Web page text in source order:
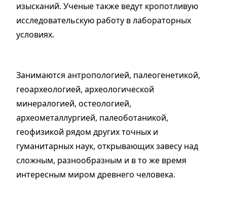
изысканий. Ученые также ведут кропотливую
исследовательскую работу в лабораторных
условиях.
Занимаются антропологией, палеогенетикой,
геоархеологией, археологической
минералогией, остеологией,
археометаллургией, палеоботаникой,
геофизикой рядом других точных и
гуманитарных наук, открывающих завесу над
сложным, разнообразным и в то же время
интересным миром древнего человека.